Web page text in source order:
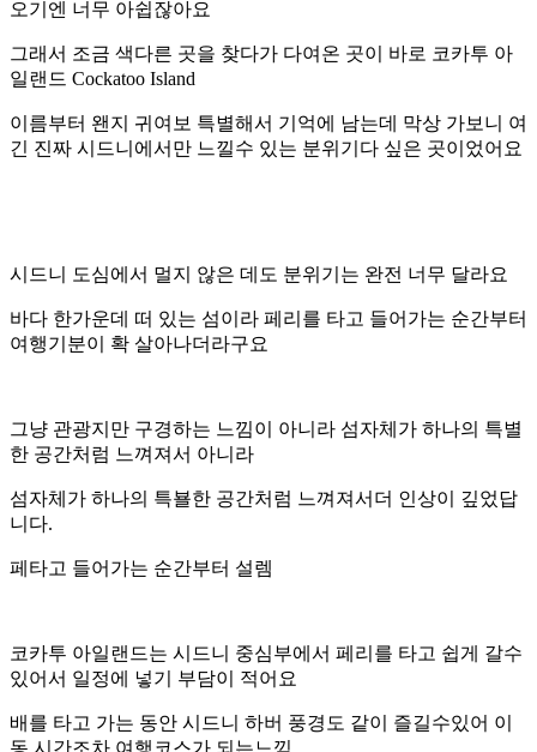
오기엔 너무 아쉽잖아요
그래서 조금 색다른 곳을 찾다가 다여온 곳이 바로 코카투 아
일랜드 Cockatoo Island
이름부터 왠지 귀여보 특별해서 기억에 남는데 막상 가보니 여
긴 진짜 시드니에서만 느낄수 있는 분위기다 싶은 곳이었어요
시드니 도심에서 멀지 않은 데도 분위기는 완전 너무 달라요
바다 한가운데 떠 있는 섬이라 페리를 타고 들어가는 순간부터
여행기분이 확 살아나더라구요
그냥 관광지만 구경하는 느낌이 아니라 섬자체가 하나의 특별
한 공간처럼 느껴져서 아니라
섬자체가 하나의 특뵬한 공간처럼 느껴져서더 인상이 깊었답
니다.
페타고 들어가는 순간부터 설렘
코카투 아일랜드는 시드니 중심부에서 페리를 타고 쉽게 갈수
있어서 일정에 넣기 부담이 적어요
배를 타고 가는 동안 시드니 하버 풍경도 같이 즐길수있어 이